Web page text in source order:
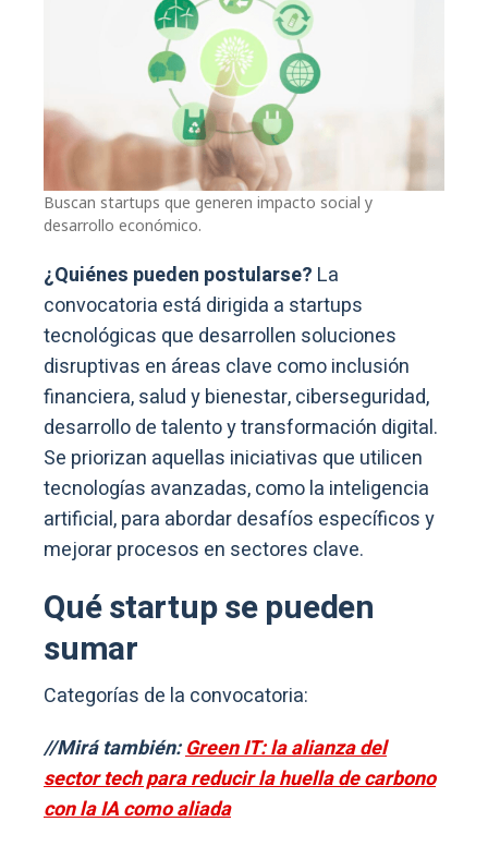
Buscan startups que generen impacto social y
desarrollo económico.
¿Quiénes pueden postularse? La
convocatoria está dirigida a startups
tecnológicas que desarrollen soluciones
disruptivas en áreas clave como inclusión
financiera, salud y bienestar, ciberseguridad,
desarrollo de talento y transformación digital.
Se priorizan aquellas iniciativas que utilicen
tecnologías avanzadas, como la inteligencia
artificial, para abordar desafíos específicos y
mejorar procesos en sectores clave.
Qué startup se pueden
sumar
Categorías de la convocatoria:
//Mirá también:Green IT: la alianza del
sector tech para reducir la huella de carbono
con la IA como aliada